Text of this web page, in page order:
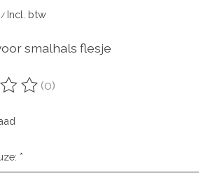
/ Incl. btw
smalhals flesje
van dit product is
(0)
*